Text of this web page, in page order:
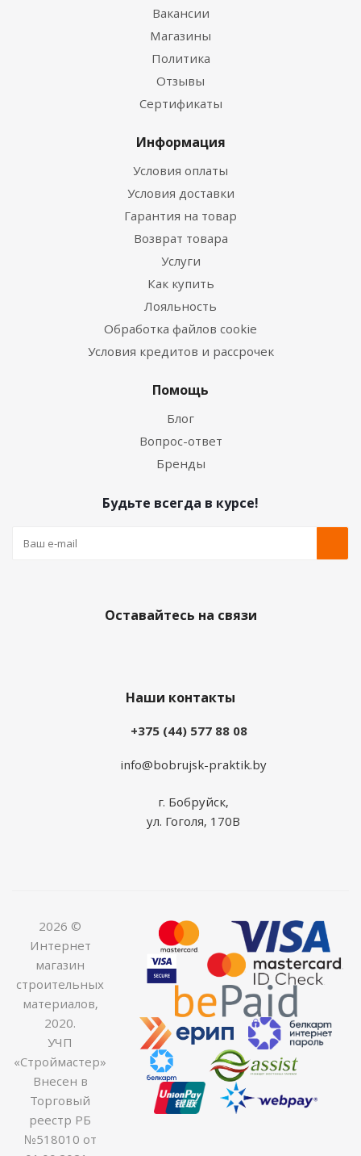
Вакансии
Магазины
Политика
Отзывы
Сертификаты
Информация
Условия оплаты
Условия доставки
Гарантия на товар
Возврат товара
Услуги
Как купить
Лояльность
Обработка файлов cookie
Условия кредитов и рассрочек
Помощь
Блог
Вопрос-ответ
Бренды
Будьте всегда в курсе!
Оставайтесь на связи
Наши контакты
+375 (44) 577 88 08
info@bobrujsk-praktik.by
г. Бобруйск,
ул. Гоголя, 170В
2026 ©
Интернет
магазин
строительных
материалов,
2020.
УЧП
«Строймастер»
Внесен в
Торговый
реестр РБ
№518010 от